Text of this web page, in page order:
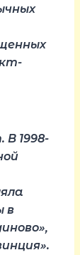
В 1998-
в